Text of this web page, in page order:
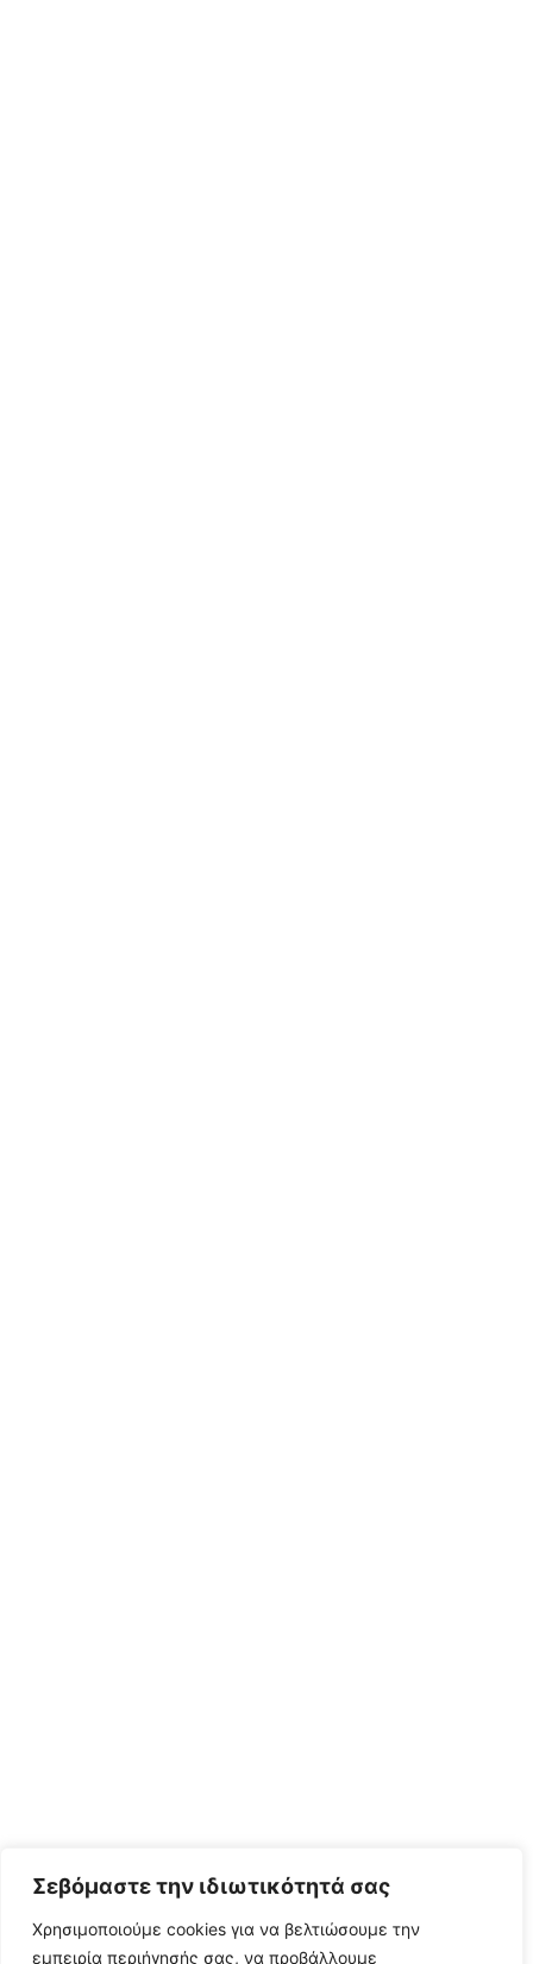
Σεβόμαστε την ιδιωτικότητά σας
Χρησιμοποιούμε cookies για να βελτιώσουμε την
εμπειρία περιήγησής σας, να προβάλλουμε